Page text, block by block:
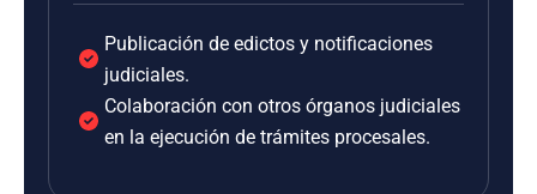
Publicación de edictos y notificaciones
judiciales.
Colaboración con otros órganos judiciales
en la ejecución de trámites procesales.